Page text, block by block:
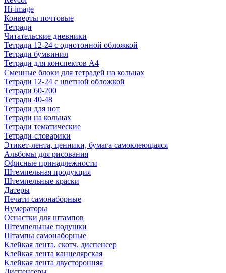
Hi-image
Конверты почтовые
Тетради
Читательские дневники
Тетради 12-24 с однотонной обложкой
Тетради бумвинил
Тетради для конспектов А4
Сменные блоки для тетрадей на кольцах
Тетради 12-24 с цветной обложкой
Тетради 60-200
Тетради 40-48
Тетради для нот
Тетради на кольцах
Тетради тематические
Тетради-словарики
Этикет-лента, ценники, бумага самоклеющаяся
Альбомы для рисования
Офисные принадлежности
Штемпельная продукция
Штемпельные краски
Датеры
Печати самонаборные
Нумераторы
Оснастки для штампов
Штемпельные подушки
Штампы самонаборные
Клейкая лента, скотч, диспенсер
Клейкая лента канцелярская
Клейкая лента двусторонняя